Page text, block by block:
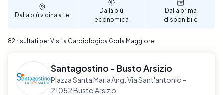
tue esigenze personali. Prenota ora per garantire un
supporto diagnostico completo e affidabile per la
Dalla più vicina a te
Dalla più
economica
Dalla prima
disponibile
82 risultati per Visita Cardiologica Gorla Maggiore
Santagostino - Busto Arsizio
Piazza Santa Maria Ang. Via Sant'antonio -
21052 Busto Arsizio